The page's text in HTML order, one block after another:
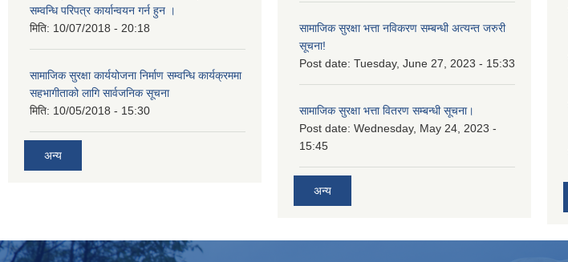
सम्वन्धि परिपत्र कार्यान्वयन गर्न हुन ।
मिति: 10/07/2018 - 20:18
सामाजिक सुरक्षा कार्ययोजना निर्माण सम्वन्धि कार्यक्रममा
सहभागीताको लागि सार्वजनिक सूचना
मिति: 10/05/2018 - 15:30
अन्य
सामाजिक सुरक्षा भत्ता नविकरण सम्बन्धी अत्यन्त जरुरी
सूचना!
Post date: Tuesday, June 27, 2023 - 15:33
सामाजिक सुरक्षा भत्ता वितरण सम्बन्धी सूचना।
Post date: Wednesday, May 24, 2023 -
15:45
अन्य